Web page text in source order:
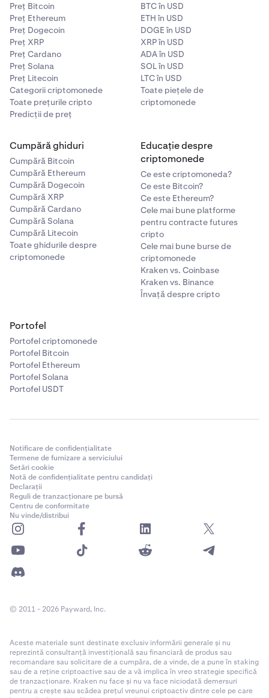
Preț Bitcoin
Preț Ethereum
Preț Dogecoin
Preț XRP
Preț Cardano
Preț Solana
Preț Litecoin
Categorii criptomonede
Toate prețurile cripto
Predicții de preț
BTC în USD
ETH în USD
DOGE în USD
XRP în USD
ADA în USD
SOL în USD
LTC în USD
Toate piețele de
criptomonede
Cumpără ghiduri
Cumpără Bitcoin
Cumpără Ethereum
Cumpără Dogecoin
Cumpără XRP
Cumpără Cardano
Cumpără Solana
Cumpără Litecoin
Toate ghidurile despre
criptomonede
Educație despre
criptomonede
Ce este criptomoneda?
Ce este Bitcoin?
Ce este Ethereum?
Cele mai bune platforme
pentru contracte futures
cripto
Cele mai bune burse de
criptomonede
Kraken vs. Coinbase
Kraken vs. Binance
Învață despre cripto
Portofel
Portofel criptomonede
Portofel Bitcoin
Portofel Ethereum
Portofel Solana
Portofel USDT
Notificare de confidențialitate
Termene de furnizare a serviciului
Setări cookie
Notă de confidențialitate pentru candidați
Declarații
Reguli de tranzacționare pe bursă
Centru de conformitate
Nu vinde/distribui
© 2011 - 2026 Payward, Inc.
Aceste materiale sunt destinate exclusiv informării generale și nu
reprezintă consultanță investițională sau financiară de produs sau
recomandare sau solicitare de a cumpăra, de a vinde, de a pune în staking
sau de a reține criptoactive sau de a vă implica în vreo strategie specifică
de tranzacționare. Kraken nu face și nu va face niciodată demersuri
pentru a crește sau scădea prețul vreunui criptoactiv dintre cele pe care